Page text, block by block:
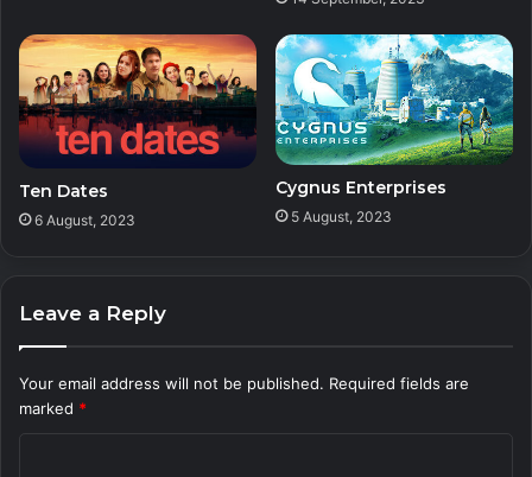
Ten Dates
6 August, 2023
Cygnus Enterprises
5 August, 2023
Leave a Reply
Your email address will not be published. Required fields are
marked *